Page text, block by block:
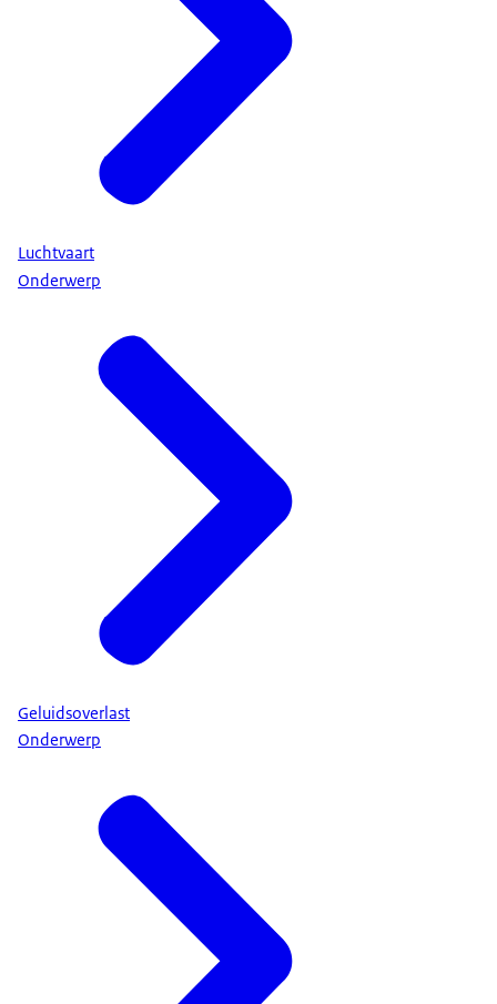
Luchtvaart
Onderwerp
Geluidsoverlast
Onderwerp